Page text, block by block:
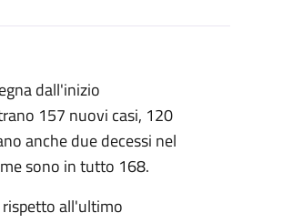
dall'inizio
157 nuovi casi, 120
anche due decessi nel
sono in tutto 168.
all'ultimo